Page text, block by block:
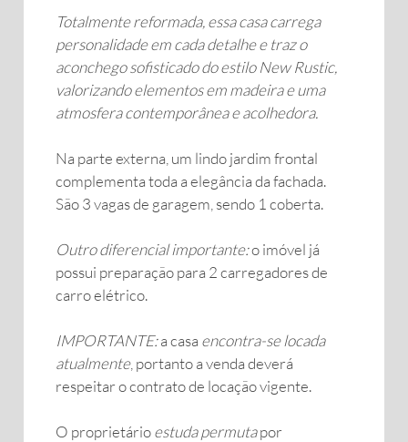
Totalmente reformada, essa casa carrega
personalidade em cada detalhe e traz o
aconchego sofisticado do estilo New Rustic,
valorizando elementos em madeira e uma
atmosfera contemporânea e acolhedora.
Na parte externa, um lindo jardim frontal
complementa toda a elegância da fachada.
São 3 vagas de garagem, sendo 1 coberta.
Outro diferencial importante:o imóvel já
possui preparação para 2 carregadores de
carro elétrico.
IMPORTANTE:a casa encontra-se locada
atualmente, portanto a venda deverá
respeitar o contrato de locação vigente.
O proprietárioestuda permutapor